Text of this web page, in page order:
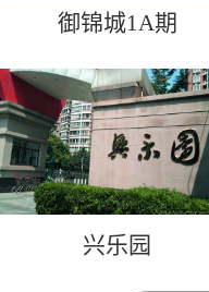
御锦城1A期
兴乐园